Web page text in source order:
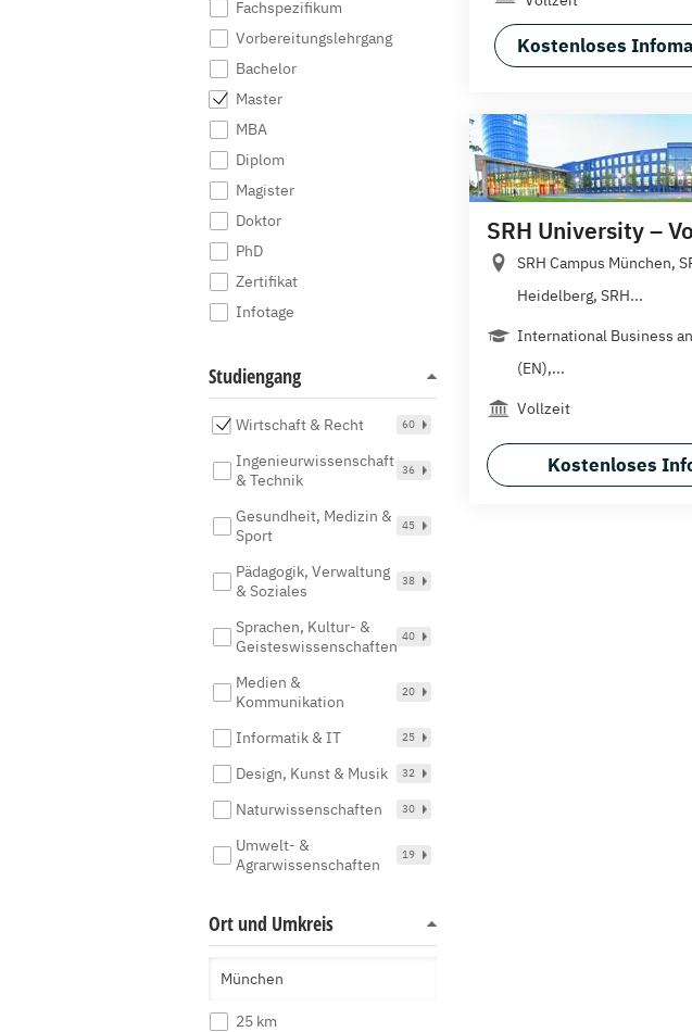
Fachspezifikum
Vorbereitungslehrgang
Bachelor
Master
MBA
Diplom
Magister
Doktor
PhD
Zertifikat
Infotage
Studiengang
Wirtschaft & Recht 60
Ingenieurwissenschaft
& Technik
36
Gesundheit, Medizin &
Sport
45
Pädagogik, Verwaltung
& Soziales
38
Sprachen, Kultur- &
Geisteswissenschaften
40
Medien &
Kommunikation
20
Informatik & IT 25
Design, Kunst & Musik 32
Naturwissenschaften 30
Umwelt- &
Agrarwissenschaften
19
Ort und Umkreis
25 km
Kostenloses
SRH University –
SRH Campus München,
Heidelberg, SRH...
International Business
(EN),...
Vollzeit
Kostenloses